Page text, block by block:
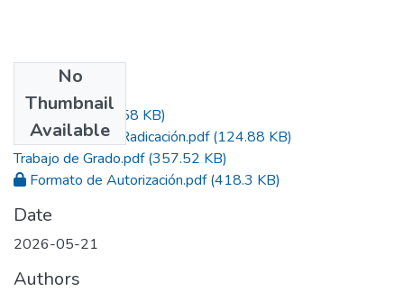
No
Thumbnail
Available
Acta.pdf(203.58 KB)
Constancia de Radicación.pdf(124.88 KB)
Trabajo de Grado.pdf(357.52 KB)
Formato de Autorización.pdf(418.3 KB)
Date
2026-05-21
Authors